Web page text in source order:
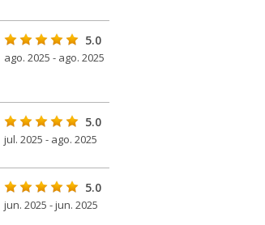
5.0
ago. 2025 - ago. 2025
5.0
jul. 2025 - ago. 2025
5.0
jun. 2025 - jun. 2025